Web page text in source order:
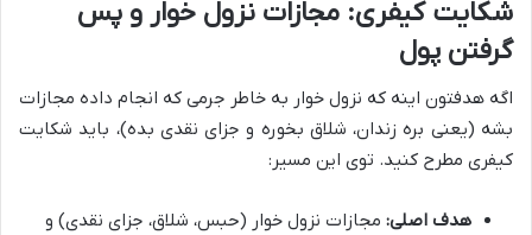
شکایت کیفری: مجازات نزول خوار و پس
گرفتن پول
اگه هدفتون اینه که نزول خوار به خاطر جرمی که انجام داده مجازات
بشه (یعنی بره زندان، شلاق بخوره و جزای نقدی بده)، باید شکایت
کیفری مطرح کنید. توی این مسیر:
هدف اصلی: مجازات نزول خوار (حبس، شلاق، جزای نقدی) و